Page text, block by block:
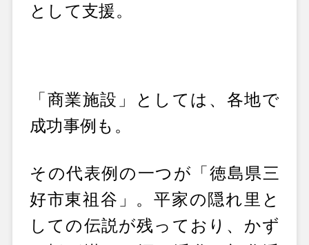
として支援。
「商業施設」としては、各地で
成功事例も。
その代表例の一つが「徳島県三
好市東祖谷」。平家の隠れ里と
しての伝説が残っており、かず